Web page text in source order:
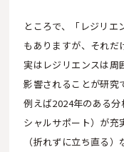
ところで、「レジリ
もありますが、それだ
実はレジリエンスは周
影響されることが研究
例えば2024年のある
シャルサポート）が充
（折れずに立ち直る